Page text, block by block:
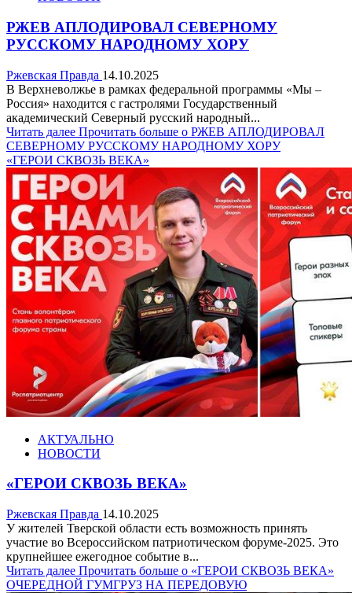
РЖЕВ АПЛОДИРОВАЛ СЕВЕРНОМУ
РУССКОМУ НАРОДНОМУ ХОРУ
Ржевская Правда 14.10.2025
В Верхневолжье в рамках федеральной программы «Мы –
Россия» находится с гастролями Государственный
академический Северный русский народный...
Читать далее Прочитать больше о РЖЕВ АПЛОДИРОВАЛ
СЕВЕРНОМУ РУССКОМУ НАРОДНОМУ ХОРУ
«ГЕРОИ СКВОЗЬ ВЕКА»
АКТУАЛЬНО
НОВОСТИ
«ГЕРОИ СКВОЗЬ ВЕКА»
Ржевская Правда 14.10.2025
У жителей Тверской области есть возможность принять
участие во Всероссийском патриотическом форуме-2025. Это
крупнейшее ежегодное событие в...
Читать далее Прочитать больше о «ГЕРОИ СКВОЗЬ ВЕКА»
ОЧЕРЕДНОЙ ГУМГРУЗ НА ПЕРЕДОВУЮ